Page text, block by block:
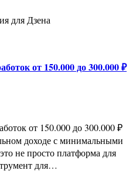
для Дзена
от 150.000 до 300.000 ₽
доходе с минимальными
не просто платформа для
для…